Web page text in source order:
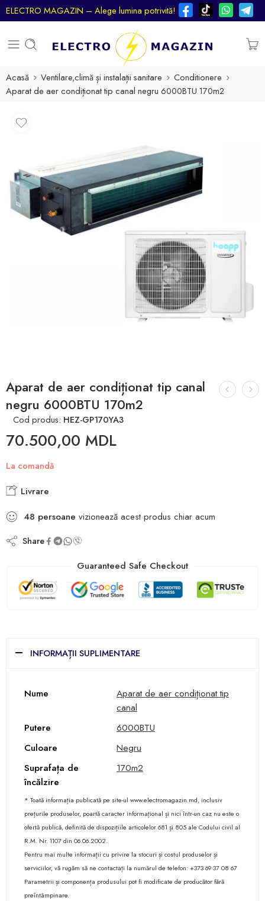
ELECTRO MAGAZIN – Alege lumina potrivită!
Acasă Ventilare,climă și instalații sanitare
Conditionere
Aparat de aer condiționat tip canal negru 6000BTU 170m2
Aparat de aer condiționat tip canal
negru 6000BTU 170m2
Cod produs: HEZ-GP170YA3
70.500,00 MDL
La comandă
Livrare
48 persoane vizionează acest produs chiar acum
Share
Guaranteed Safe Checkout
INFORMAȚII SUPLIMENTARE
Nume
Aparat de aer condiționat tip
canal
Putere
6000BTU
Culoare
Negru
Suprafața de
încălzire
170m2
* Toată informația publicată pe site-ul www.electromagazin.md, inclusiv
prețurile produselor, poartă caracter informațional și nici într-un caz nu este o
ofertă publică, definită de dispozițiile articolelor 681 și 805 ale Codului civil al
R.M. Nr. 1107 din 06.06.2002.
Pentru mai multe informații cu privire la stocuri și costul produselor și
serviciilor, vă rugăm să ne contactați la numărul de telefon: +373 69 37 08 67
Parametrii și componența produsului pot fi modificate de producător fără
preîntâmpinare.